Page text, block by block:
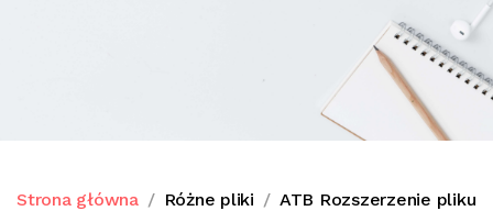
Strona główna Różne pliki ATB Rozszerzenie pliku